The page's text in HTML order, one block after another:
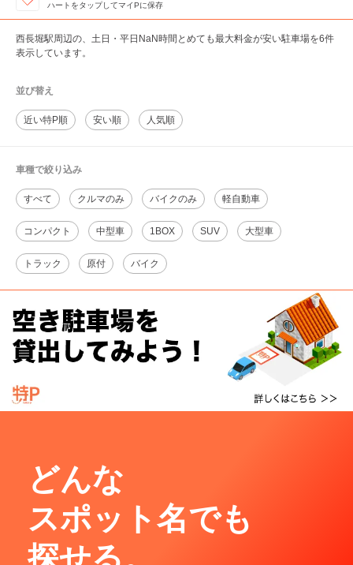
ハートをタップしてマイPに保存
西長堀駅周辺の、土日・平日NaN時間とめても最大料金が安い駐車場を6件
表示しています。
並び替え
近い特P順 安い順 人気順
車種で絞り込み
すべて クルマのみ バイクのみ 軽自動車
コンパクト 中型車 1BOX SUV 大型車
トラック 原付 バイク
どんな
スポット名でも
探せる。